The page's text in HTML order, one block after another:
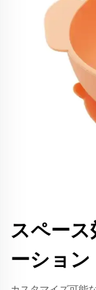
スペース
ーション